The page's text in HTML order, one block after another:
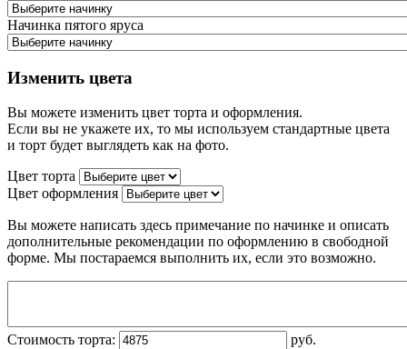
Начинка пятого яруса
Изменить цвета
Вы можете изменить цвет торта и оформления.
Если вы не укажете их, то мы используем стандартные цвета
и торт будет выглядеть как на фото.
Цвет торта
Цвет оформления
Вы можете написать здесь примечание по начинке и описать
дополнительные рекомендации по оформлению в свободной
форме. Мы постараемся выполнить их, если это возможно.
Стоимость торта: руб.